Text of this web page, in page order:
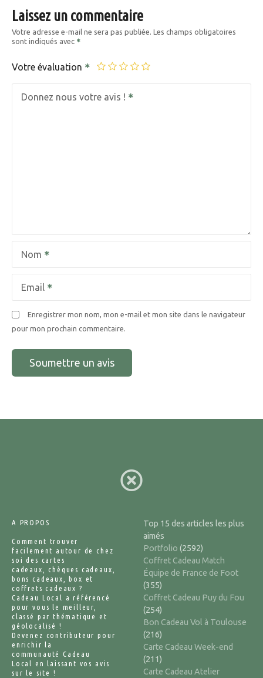
Laissez un commentaire
Votre adresse e-mail ne sera pas publiée. Les champs obligatoires
sont indiqués avec
Votre évaluation
Donnez nous votre avis !
Nom
Email
Enregistrer mon nom, mon e-mail et mon site dans le navigateur
pour mon prochain commentaire.
A PROPOS
Comment trouver
facilement autour de chez
soi des cartes
cadeaux, chèques cadeaux,
bons cadeaux, box et
coffrets cadeaux ?
Cadeau Local a référencé
pour vous le meilleur,
classé par thématique et
géolocalisé !
Devenez contributeur pour
enrichir la
communauté Cadeau
Local en laissant vos avis
sur le site !
Top 15 des articles les plus
aimés
Portfolio (2592)
Coffret Cadeau Match
Équipe de France de Foot
(355)
Coffret Cadeau Puy du Fou
(254)
Bon Cadeau Vol à Toulouse
(216)
Carte Cadeau Week-end
(211)
Carte Cadeau Atelier